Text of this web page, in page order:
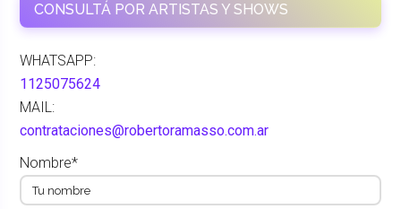
CONSULTÁ POR ARTISTAS Y SHOWS
WHATSAPP:
1125075624
MAIL:
contrataciones@robertoramasso.com.ar
Nombre*